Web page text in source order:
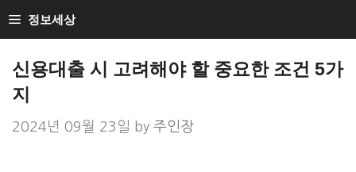
to
정보세상
신용대출 시 고려해야 할 중요한 조건 5가
지
2024년 09월 23일 by 주인장